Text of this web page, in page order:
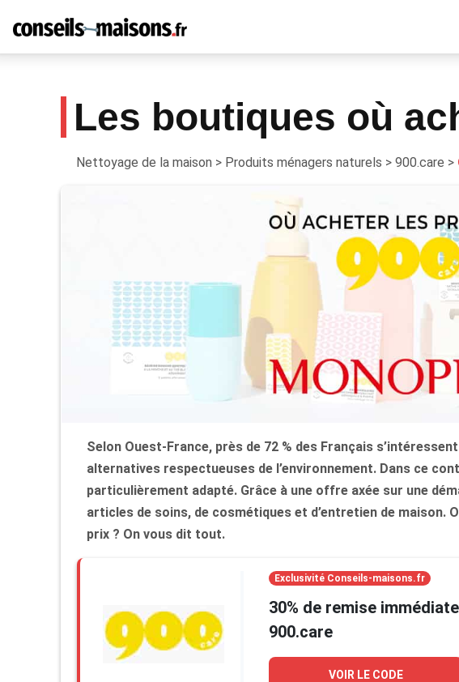
Les boutiques où
Nettoyage de la maison > Produits ménagers naturels > 900.care >
Selon Ouest-France, près de 72 % des Français
alternatives respectueuses de l’environnement. Dans ce
particulièrement adapté. Grâce à une offre axée sur une
articles de soins, de cosmétiques et d’entretien de maison.
prix ? On vous dit tout.
Exclusivité Conseils-maisons.fr
30% de remise
900.care
VOIR LE CODE